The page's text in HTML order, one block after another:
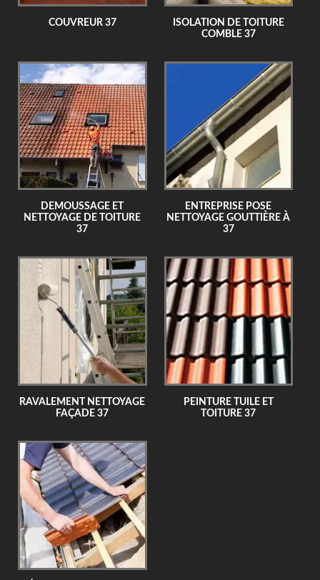
COUVREUR 37
ISOLATION DE TOITURE
COMBLE 37
DEMOUSSAGE ET
NETTOYAGE DE TOITURE
37
ENTREPRISE POSE
NETTOYAGE GOUTTIÈRE À
37
RAVALEMENT NETTOYAGE
FAÇADE 37
PEINTURE TUILE ET
TOITURE 37